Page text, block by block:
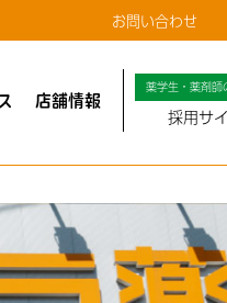
店舗情報
薬学生・薬剤師
採用サ
お問い合わせ